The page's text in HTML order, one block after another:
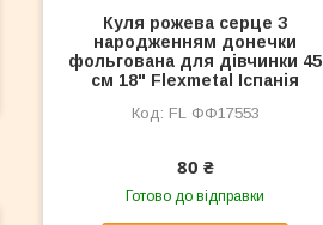
Куля рожева серце З
народженням донечки
фольгована для дівчинки 45
см 18" Flexmetal Іспанія
FL ФФ17553
80 ₴
Готово до відправки